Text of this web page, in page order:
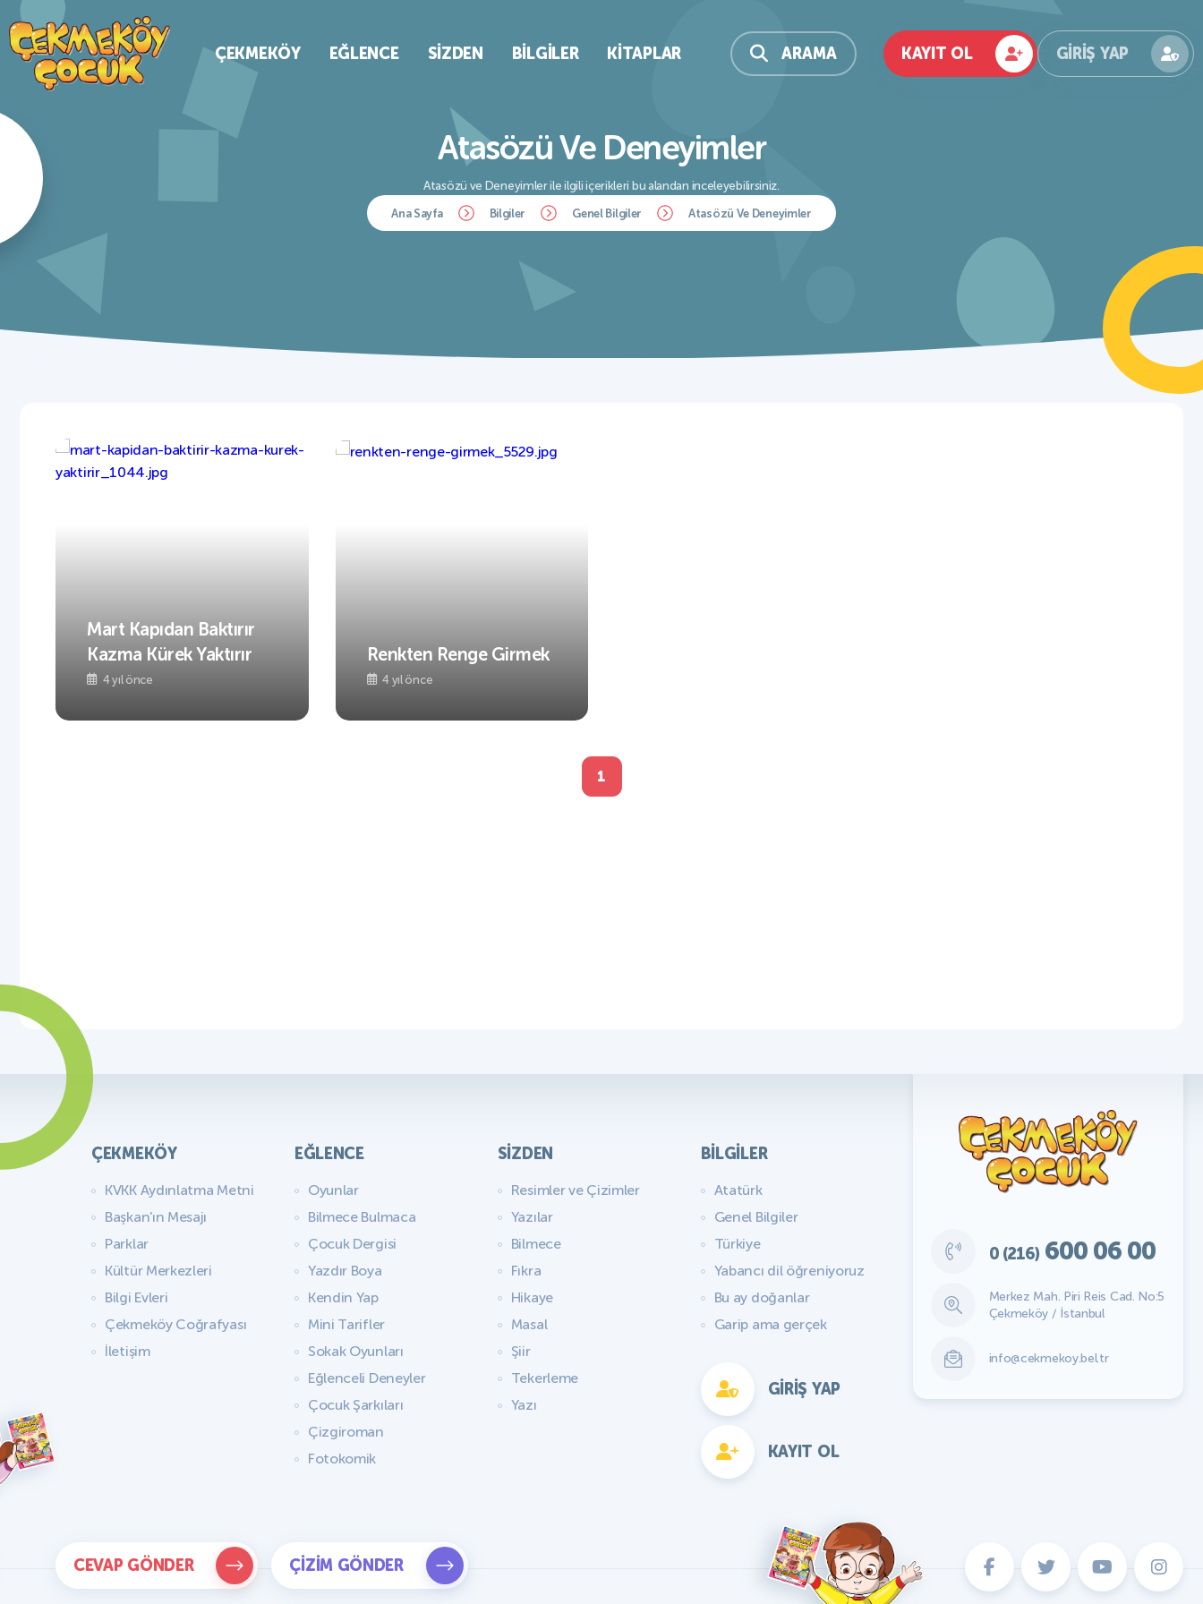
ÇEKMEKÖY EĞLENCE SIZDEN BILGILER KITAPLAR ARAMA KAYIT OL GIRIŞ YAP
Atasözü Ve Deneyimler
Atasözü ve Deneyimler ile ilgili içerikleri bu alandan inceleyebilirsiniz.
Ana Sayfa Bilgiler Genel Bilgiler Atasözü Ve Deneyimler
Mart Kapıdan Baktırır
Kazma Kürek Yaktırır
4 yıl önce
Renkten Renge Girmek
4 yıl önce
1
ÇEKMEKÖY
KVKK Aydınlatma Metni
Başkan'ın Mesajı
Parklar
Kültür Merkezleri
Bilgi Evleri
Çekmeköy Coğrafyası
İletişim
EĞLENCE
Oyunlar
Bilmece Bulmaca
Çocuk Dergisi
Yazdır Boya
Kendin Yap
Mini Tarifler
Sokak Oyunları
Eğlenceli Deneyler
Çocuk Şarkıları
Çizgiroman
Fotokomik
SIZDEN
Resimler ve Çizimler
Yazılar
Bilmece
Fıkra
Hikaye
Masal
Şiir
Tekerleme
Yazı
BILGILER
Atatürk
Genel Bilgiler
Türkiye
Yabancı dil öğreniyoruz
Bu ay doğanlar
Garip ama gerçek
GIRIŞ YAP
KAYIT OL
0 (216) 600 06 00
Merkez Mah. Piri Reis Cad. No:5
Çekmeköy / İstanbul
info@cekmekoy.bel.tr
CEVAP GÖNDER ÇIZIM GÖNDER